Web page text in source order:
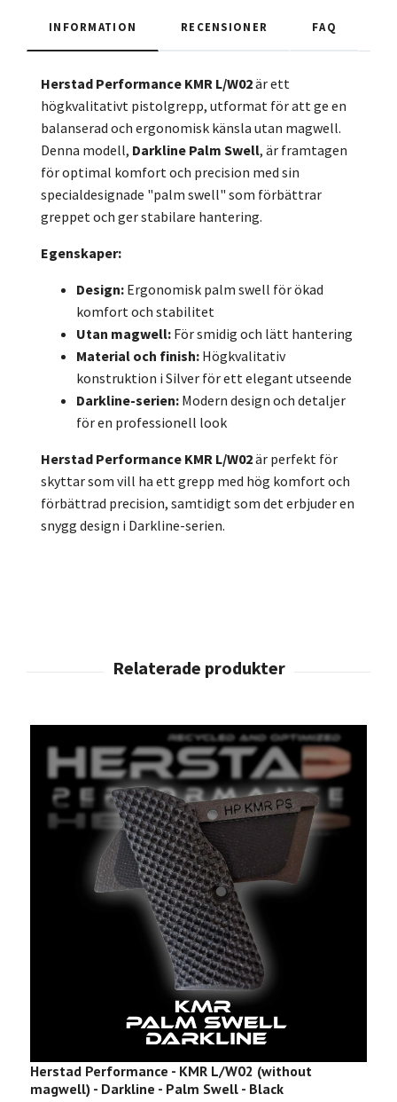
INFORMATION RECENSIONER FAQ
Herstad Performance KMR L/W02är ett
högkvalitativt pistolgrepp, utformat för att ge en
balanserad och ergonomisk känsla utan magwell.
Denna modell, Darkline Palm Swell, är framtagen
för optimal komfort och precision med sin
specialdesignade "palm swell" som förbättrar
greppet och ger stabilare hantering.
Egenskaper:
Design: Ergonomisk palm swell för ökad
komfort och stabilitet
Utan magwell: För smidig och lätt hantering
Material och finish: Högkvalitativ
konstruktion i Silver för ett elegant utseende
Darkline-serien: Modern design och detaljer
för en professionell look
Herstad Performance KMR L/W02är perfekt för
skyttar som vill ha ett grepp med hög komfort och
förbättrad precision, samtidigt som det erbjuder en
snygg design i Darkline-serien.
Herstad Performance - KMR L/W02 (without
magwell) - Darkline - Palm Swell - Black